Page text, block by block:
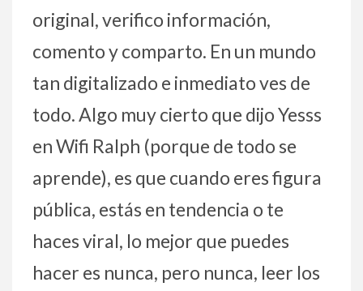
original, verifico información,
comento y comparto. En un mundo
tan digitalizado e inmediato ves de
todo. Algo muy cierto que dijo Yesss
en Wifi Ralph (porque de todo se
aprende), es que cuando eres figura
pública, estás en tendencia o te
haces viral, lo mejor que puedes
hacer es nunca, pero nunca, leer los